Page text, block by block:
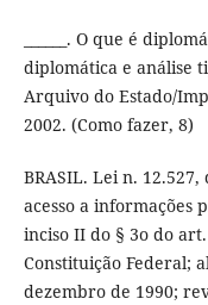
______. O que é
diplomática e análise
Arquivo do Estado/
2002. (Como fazer, 8)
BRASIL. Lei n.
acesso a informações
inciso II do § 3o do
Constituição Federal;
dezembro de 1990;